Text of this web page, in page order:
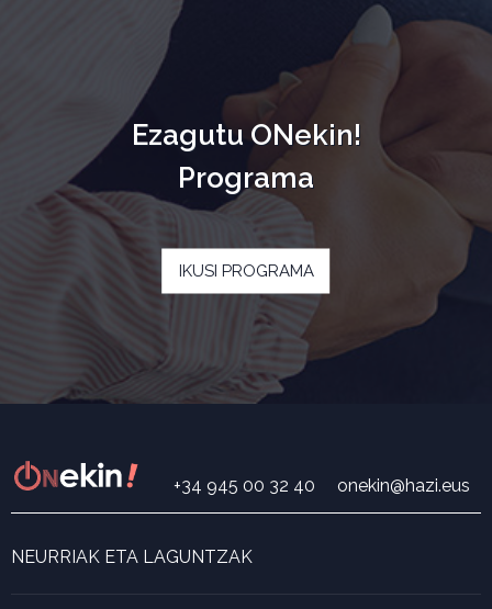
Ezagutu ONekin!
Programa
IKUSI PROGRAMA
+34 945 00 32 40 onekin@hazi.eus
NEURRIAK ETA LAGUNTZAK